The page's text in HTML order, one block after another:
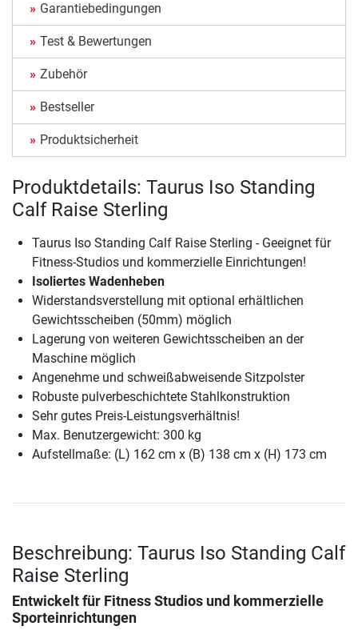
Garantiebedingungen
Test & Bewertungen
Zubehör
Bestseller
Produktsicherheit
Produktdetails: Taurus Iso Standing
Calf Raise Sterling
Taurus Iso Standing Calf Raise Sterling - Geeignet für
Fitness-Studios und kommerzielle Einrichtungen!
Isoliertes Wadenheben
Widerstandsverstellung mit optional erhältlichen
Gewichtsscheiben (50mm) möglich
Lagerung von weiteren Gewichtsscheiben an der
Maschine möglich
Angenehme und schweißabweisende Sitzpolster
Robuste pulverbeschichtete Stahlkonstruktion
Sehr gutes Preis-Leistungsverhältnis!
Max. Benutzergewicht: 300 kg
Aufstellmaße: (L) 162 cm x (B) 138 cm x (H) 173 cm
Beschreibung: Taurus Iso Standing Calf
Raise Sterling
Entwickelt für Fitness Studios und kommerzielle
Sporteinrichtungen